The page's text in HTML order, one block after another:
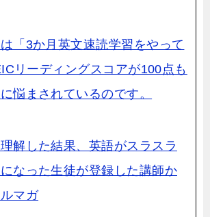
「3か月英文速読学習をやって
リーディングスコアが100点も
悩まされているのです。
解した結果、英語がスラスラ
なった生徒が登録した講師か
マガ